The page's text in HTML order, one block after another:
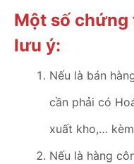
Một số chứng
lưu ý:
Nếu là bán
cần phải có
xuất kho,…
Nếu là hàng